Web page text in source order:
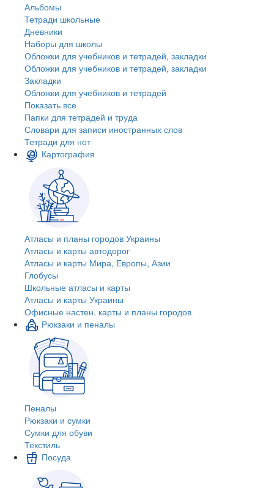
Альбомы
Тетради школьные
Дневники
Наборы для школы
Обложки для учебников и тетрадей, закладки
Обложки для учебников и тетрадей, закладки
Закладки
Обложки для учебников и тетрадей
Показать все
Папки для тетрадей и труда
Словари для записи иностранных слов
Тетради для нот
Картография
Атласы и планы городов Украины
Атласы и карты автодорог
Атласы и карты Мира, Европы, Азии
Глобусы
Школьные атласы и карты
Атласы и карты Украины
Офисные настен. карты и планы городов
Рюкзаки и пеналы
Пеналы
Рюкзаки и сумки
Сумки для обуви
Текстиль
Посуда